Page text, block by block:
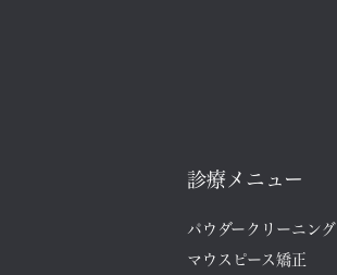
診療メニュー
パウダークリーニング
マウスピース矯正